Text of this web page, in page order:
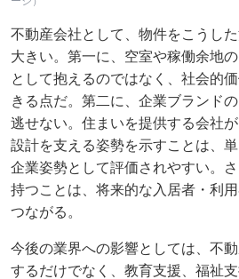
不動産会社として、物件をこうし
大きい。第一に、空室や稼働余地
として抱えるのではなく、社会的
きる点だ。第二に、企業ブランド
逃せない。住まいを提供する会社
設計を支える姿勢を示すことは、
企業姿勢として評価されやすい。
持つことは、将来的な入居者・利
つながる。
今後の業界への影響としては、不
するだけでなく、教育支援、福祉